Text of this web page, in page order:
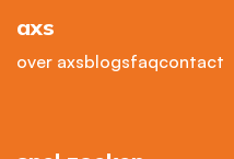
axs
over axsblogsfaqcontact